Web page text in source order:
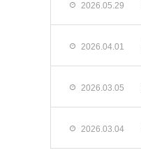
2026.05.29
2026.04.01
2026.03.05
2026.03.04